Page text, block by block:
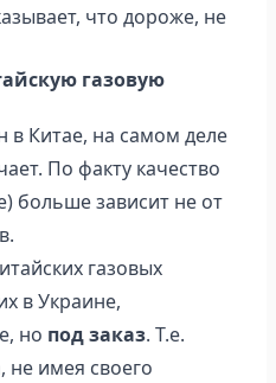
что дороже, не
газовую
в Китае, на самом деле
По факту качество
больше зависит не от
газовых
в Украине,
но под заказ. Т.е.
имея своего